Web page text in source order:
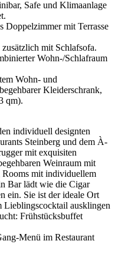
Safe und Klimaanlage
Doppelzimmer mit Terrasse
mit Schlafsofa.
Wohn-/Schlafraum
Wohn- und
Kleiderschrank,
qm).
individuell designten
Steinberg und dem À-
mit exquisiten
Weinraum mit
mit individuellem
Bar lädt wie die Cigar
ein. Sie ist der ideale Ort
Lieblingscocktail ausklingen
Frühstücksbuffet
Menü im Restaurant